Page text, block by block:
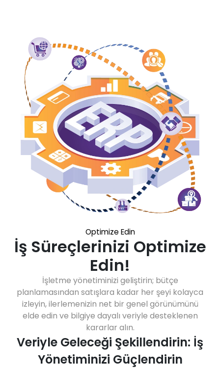
Optimize Edin
İş Süreçlerinizi Optimize
Edin!
İşletme yönetiminizi geliştirin; bütçe
planlamasından satışlara kadar her şeyi kolayca
izleyin, ilerlemenizin net bir genel görünümünü
elde edin ve bilgiye dayalı veriyle desteklenen
kararlar alın.
Veriyle Geleceği Şekillendirin: İş
Yönetiminizi Güçlendirin